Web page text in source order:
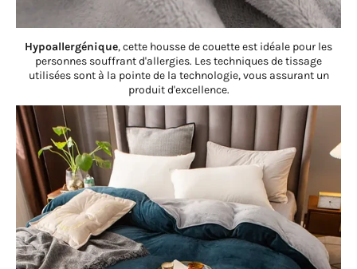
Hypoallergénique, cette housse de couette est idéale pour les
personnes souffrant d'allergies. Les techniques de tissage
utilisées sont à la pointe de la technologie, vous assurant un
produit d'excellence.